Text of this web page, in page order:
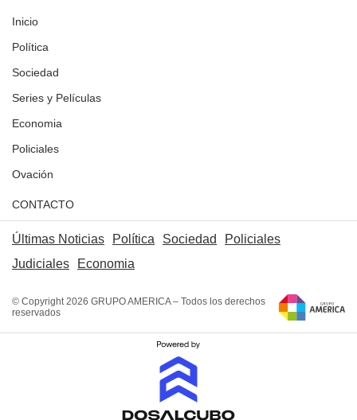
Inicio
Política
Sociedad
Series y Películas
Economia
Policiales
Ovación
CONTACTO
Últimas Noticias Política Sociedad
Policiales
Judiciales
Economia
© Copyright 2026 GRUPO AMERICA – Todos los derechos
reservados